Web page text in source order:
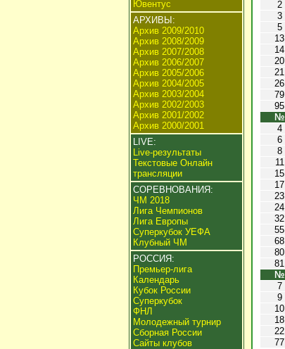
Ювентус
АРХИВЫ:
Архив 2009/2010
Архив 2008/2009
Архив 2007/2008
Архив 2006/2007
Архив 2005/2006
Архив 2004/2005
Архив 2003/2004
Архив 2002/2003
Архив 2001/2002
Архив 2000/2001
LIVE:
Live-результаты
Текстовые Онлайн
трансляции
СОРЕВНОВАНИЯ:
ЧМ 2018
Лига Чемпионов
Лига Европы
Суперкубок УЕФА
Клубный ЧМ
РОССИЯ:
Премьер-лига
Календарь
Кубок России
Суперкубок
ФНЛ
Молодежный турнир
Сборная России
Сайты клубов
2
3
5
13
14
20
21
26
79
95
№
4
6
8
11
15
17
23
24
32
55
68
80
81
№
7
9
10
18
22
77